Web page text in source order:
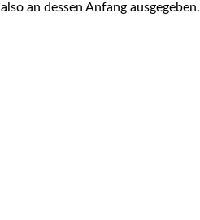
an dessen Anfang ausgegeben.